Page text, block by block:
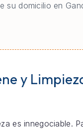
su domicilio en
y
es innegociable.